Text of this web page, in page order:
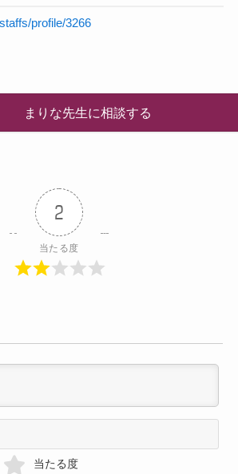
profile/3266
まりな先生に相談する
2
当たる度
当たる度